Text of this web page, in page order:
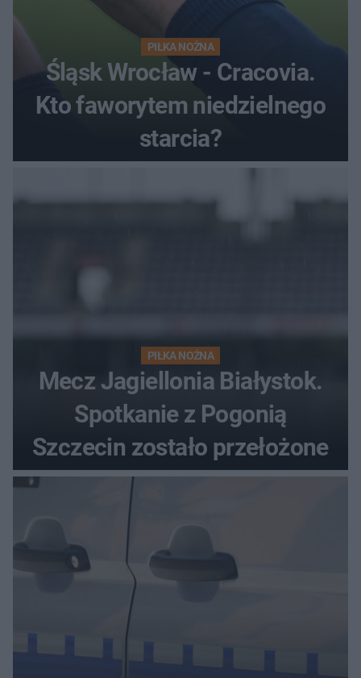
PIŁKA NOŻNA
Śląsk Wrocław - Cracovia.
Kto faworytem niedzielnego
starcia?
PIŁKA NOŻNA
Mecz Jagiellonia Białystok.
Spotkanie z Pogonią
Szczecin zostało przełożone